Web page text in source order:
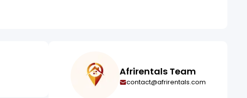
Afrirentals Team
contact@afrirentals.com